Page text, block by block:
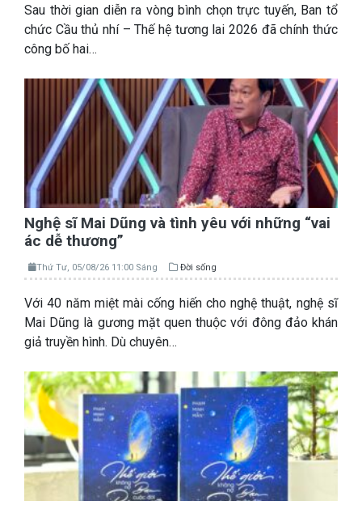
Sau thời gian diễn ra vòng bình chọn trực tuyến, Ban tổ
chức Cầu thủ nhí – Thế hệ tương lai 2026 đã chính thức
công bố hai…
Nghệ sĩ Mai Dũng và tình yêu với những “vai
ác dễ thương”
Thứ Tư, 05/08/26 11:00 Sáng Đời sống
Với 40 năm miệt mài cống hiến cho nghệ thuật, nghệ sĩ
Mai Dũng là gương mặt quen thuộc với đông đảo khán
giả truyền hình. Dù chuyên…